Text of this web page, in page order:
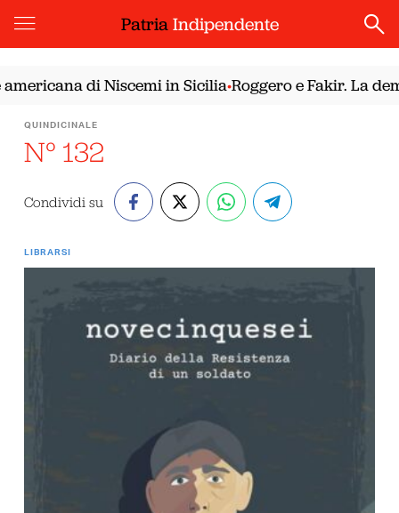
PatriaIndipendente
di Niscemi in Sicilia Roggero e Fakir. La
QUINDICINALE
N° 132
Condividi su
LIBRARSI